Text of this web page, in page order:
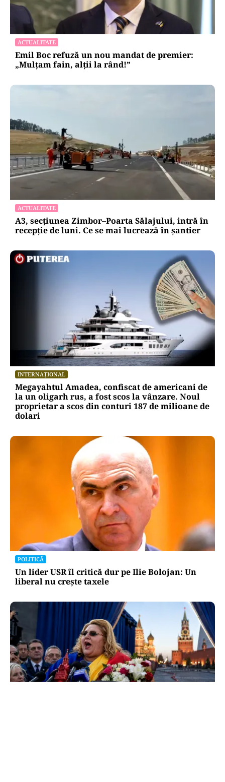
ACTUALITATE
Emil Boc refuză un nou mandat de premier:
„Mulțam fain, alții la rând!”
ACTUALITATE
A3, secțiunea Zimbor–Poarta Sălajului, intră în
recepție de luni. Ce se mai lucrează în șantier
INTERNAȚIONAL
Megayahtul Amadea, confiscat de americani de
la un oligarh rus, a fost scos la vânzare. Noul
proprietar a scos din conturi 187 de milioane de
dolari
POLITICĂ
Un lider USR îl critică dur pe Ilie Bolojan: Un
liberal nu crește taxele